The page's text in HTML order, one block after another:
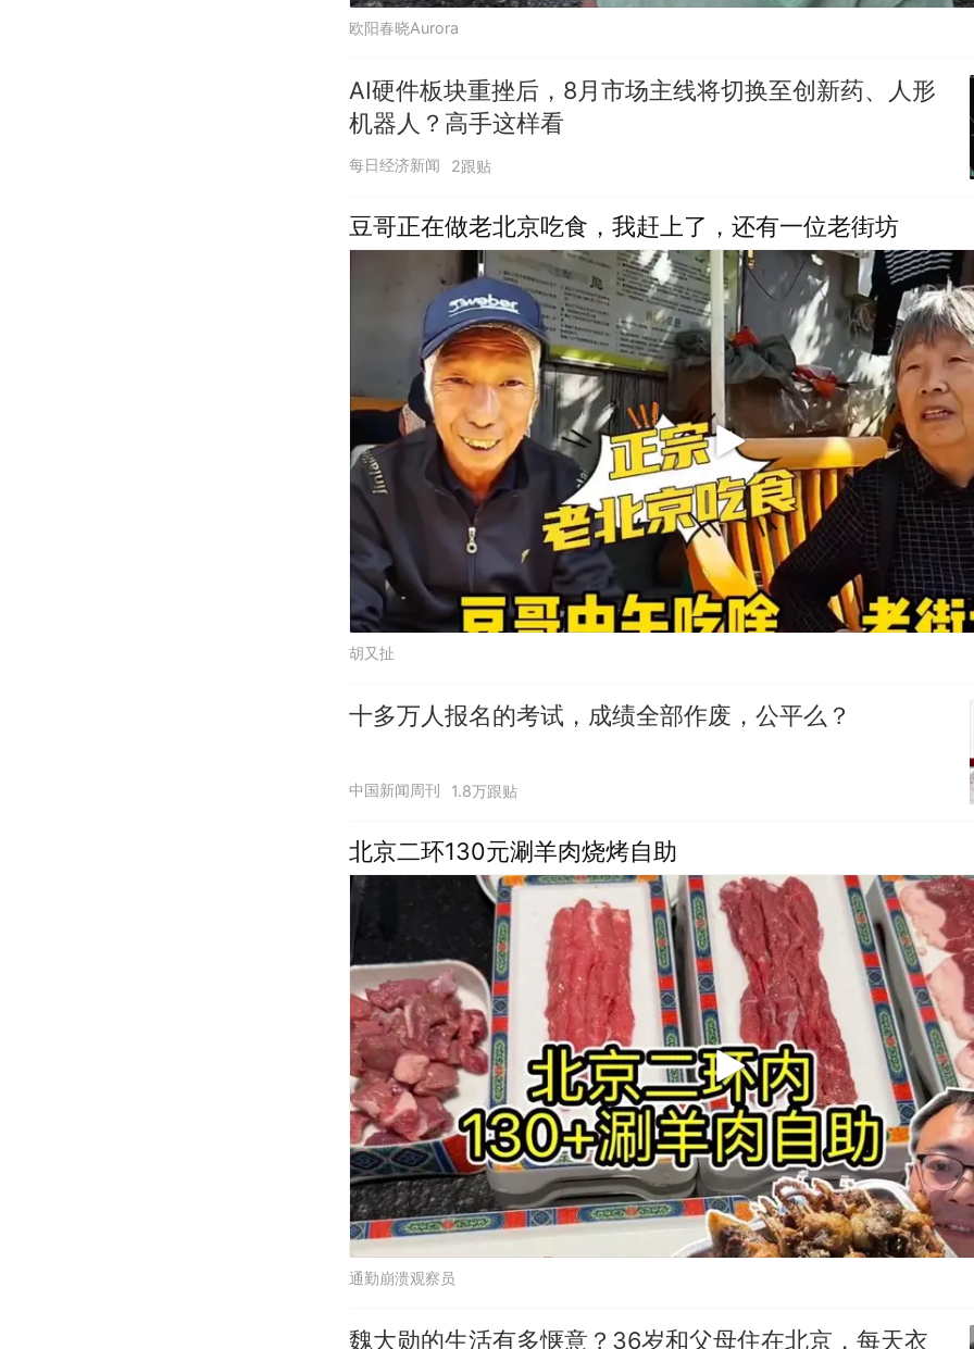
欧阳春晓Aurora
AI硬件板块重挫后，8月市场主线将切换至创新药、人形
机器人？高手这样看
每日经济新闻 2跟贴
豆哥正在做老北京吃食，我赶上了，还有一位老街坊
胡又扯
十多万人报名的考试，成绩全部作废，公平么？
中国新闻周刊 1.8万跟贴
北京二环130元涮羊肉烧烤自助
通勤崩溃观察员
魏大勋的生活有多惬意？36岁和父母住在北京，每天衣